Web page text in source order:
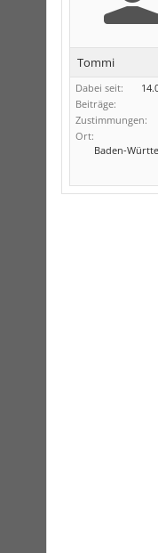
Tommi
Dabei seit:
Beiträge:
Zustimmungen:
Ort:
Baden-